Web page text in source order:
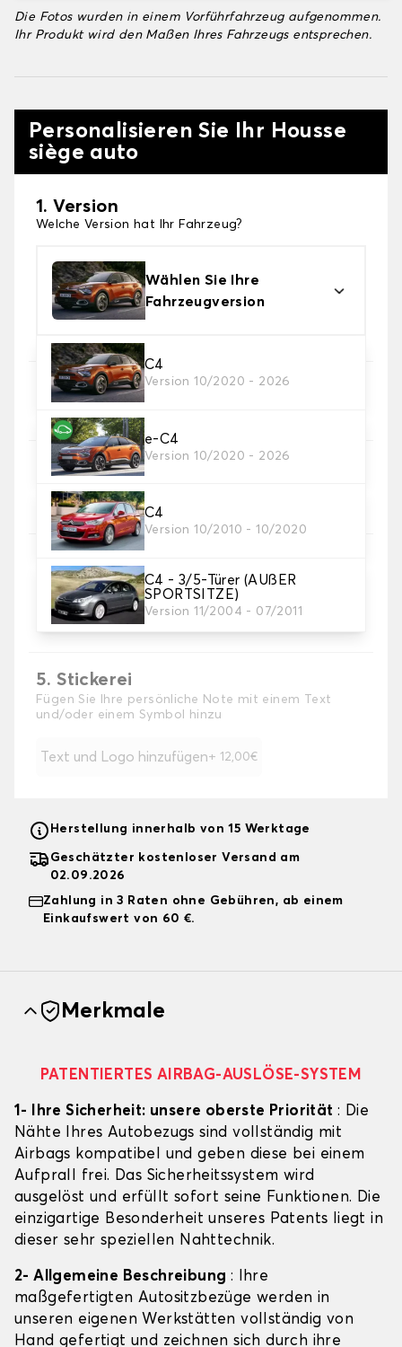
Die Fotos wurden in einem Vorführfahrzeug aufgenommen.
Ihr Produkt wird den Maßen Ihres Fahrzeugs entsprechen.
Personalisieren Sie Ihr Housse
siège auto
1. Version
Welche Version hat Ihr Fahrzeug?
Wählen Sie Ihre
Fahrzeugversion
C4
Version 10/2020 - 2026
e-C4
Version 10/2020 - 2026
C4
Version 10/2010 - 10/2020
C4 - 3/5-Türer (AUßER
SPORTSITZE)
Version 11/2004 - 07/2011
2. Satz von Bezügen
3. Material
Wählen Sie das Material für Ihre Bezüge.
4. Farbe
Wählen Sie die Farbe Ihrer Sitzbezüge.
5. Stickerei
Fügen Sie Ihre persönliche Note mit einem Text
und/oder einem Symbol hinzu
Text und Logo hinzufügen + 12,00€
Herstellung innerhalb von 15 Werktage
Geschätzter kostenloser Versand am
02.09.2026
Zahlung in 3 Raten ohne Gebühren, ab einem
Einkaufswert von 60 €.
Merkmale
PATENTIERTES AIRBAG-AUSLÖSE-SYSTEM
1- Ihre Sicherheit: unsere oberste Priorität : Die
Nähte Ihres Autobezugs sind vollständig mit
Airbags kompatibel und geben diese bei einem
Aufprall frei. Das Sicherheitssystem wird
ausgelöst und erfüllt sofort seine Funktionen. Die
einzigartige Besonderheit unseres Patents liegt in
dieser sehr speziellen Nahttechnik.
2- Allgemeine Beschreibung : Ihre
maßgefertigten Autositzbezüge werden in
unseren eigenen Werkstätten vollständig von
Hand gefertigt und zeichnen sich durch ihre